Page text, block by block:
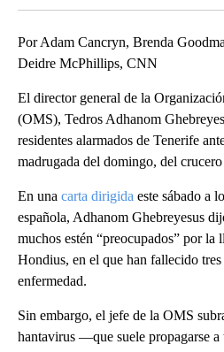
Por Adam Cancryn, Brenda
Deidre McPhillips, CNN
El director general de la
(OMS), Tedros Adhanom
residentes alarmados de Tenerife
madrugada del domingo, del
En una carta dirigida este sábado a
española, Adhanom Ghebreyesus
muchos estén “preocupados” por
Hondius, en el que han fallecido tres
enfermedad.
Sin embargo, el jefe de la OMS
hantavirus —que suele propagarse a